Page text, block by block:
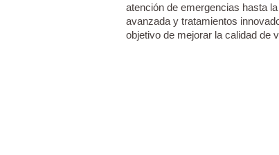
atención de emergencias hasta
avanzada y tratamientos
objetivo de mejorar la calidad de